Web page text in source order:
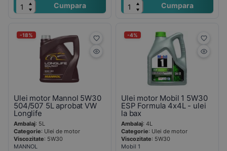
Cumpara Cumpara
-18%
Ulei motor Mannol 5W30
504/507 5L aprobat VW
Longlife
Ambalaj: 5L
Categorie: Ulei de motor
Viscozitate: 5W30
MANNOL
-4%
Ulei motor Mobil 1 5W30
ESP Formula 4x4L - ulei
la bax
Ambalaj: 4L
Categorie: Ulei de motor
Viscozitate: 5W30
Mobil 1